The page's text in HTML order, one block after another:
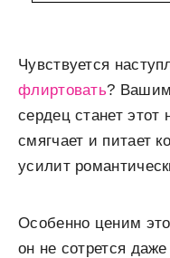
Чувствуется
флиртовать? Вашим
сердец станет этот
смягчает и питает
усилит
Особенно ценим
он не сотрется